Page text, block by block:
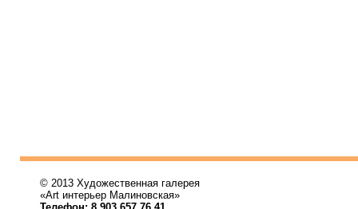
© 2013 Художественная галерея
«Art интерьер Малиновская»